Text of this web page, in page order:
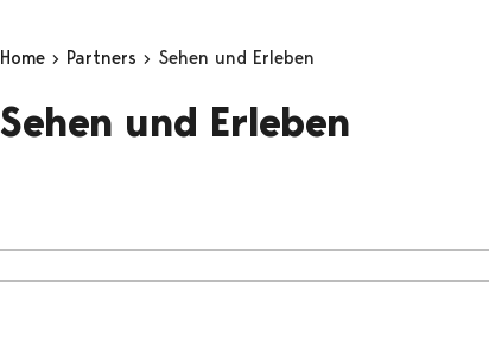
Home Partners Sehen und Erleben
Sehen und Erleben